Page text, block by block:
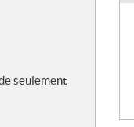
seulement